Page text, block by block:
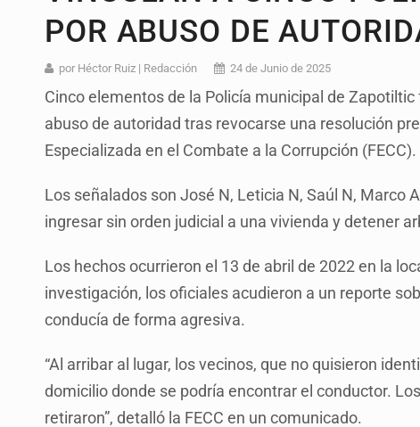
POR ABUSO DE
por Héctor Ruiz | Redacción 24 de Junio de 2025
Cinco elementos de la Policía municipal de
abuso de autoridad tras revocarse una resolución
Especializada en el Combate a la Corrupción (FECC).
Los señalados son José N, Leticia N, Saúl N, Marco
ingresar sin orden judicial a una vivienda y detener
Los hechos ocurrieron el 13 de abril de 2022 en la
investigación, los oficiales acudieron a un reporte
conducía de forma agresiva.
“Al arribar al lugar, los vecinos, que no quisieron
domicilio donde se podría encontrar el conductor.
retiraron”, detalló la FECC en un comunicado.